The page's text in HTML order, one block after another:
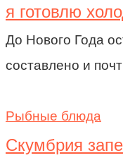
я готовлю
До Нового Года
составлено и
Рыбные блюда
Скумбрия